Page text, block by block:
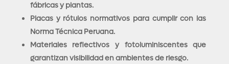
fábricas y plantas.
Placas y rótulos normativos para cumplir con las
Norma Técnica Peruana.
Materiales reflectivos y fotoluminiscentes que
garantizan visibilidad en ambientes de riesgo.